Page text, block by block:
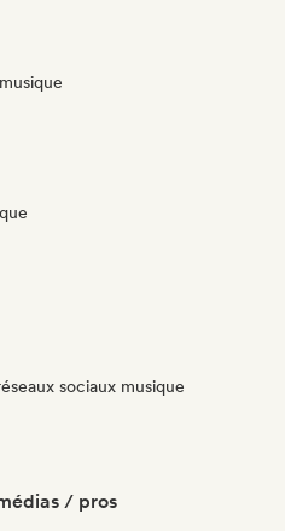
sociaux musique
/ pros